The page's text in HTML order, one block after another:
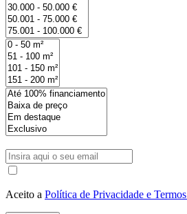
Aceito a Política de Privacidade e